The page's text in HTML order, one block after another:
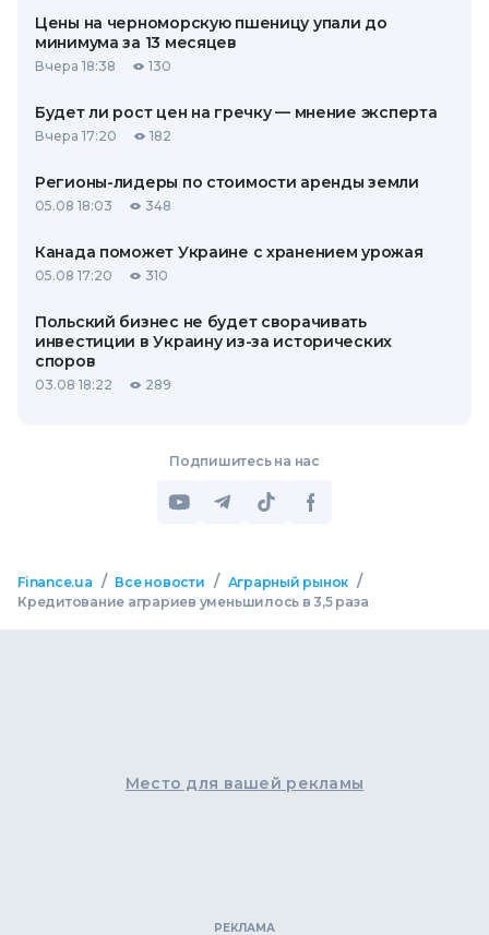
Цены на черноморскую пшеницу упали до
минимума за 13 месяцев
Вчера 18:38 130
Будет ли рост цен на гречку — мнение эксперта
Вчера 17:20 182
Регионы-лидеры по стоимости аренды земли
05.08 18:03 348
Канада поможет Украине с хранением урожая
05.08 17:20 310
Польский бизнес не будет сворачивать
инвестиции в Украину из-за исторических
споров
03.08 18:22 289
Подпишитесь на нас
Finance.ua / Все новости / Аграрный рынок /
Кредитование аграриев уменьшилось в 3,5 раза
Место для вашей рекламы